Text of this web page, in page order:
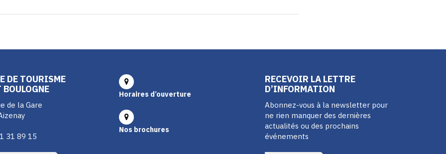
DE TOURISME
de la Gare
31 89 15
Horaires d’ouverture
Nos brochures
RECEVOIR LA LETTRE
D’INFORMATION
Abonnez-vous à la newsletter pour
ne rien manquer des dernières
actualités ou des prochains
événements